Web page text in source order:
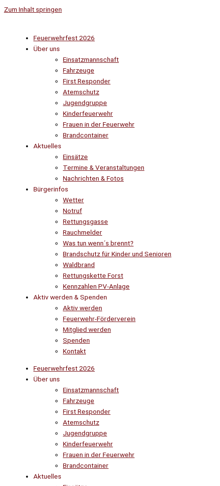
Zum Inhalt springen
Feuerwehrfest 2026
Über uns
Einsatzmannschaft
Fahrzeuge
First Responder
Atemschutz
Jugendgruppe
Kinderfeuerwehr
Frauen in der Feuerwehr
Brandcontainer
Aktuelles
Einsätze
Termine & Veranstaltungen
Nachrichten & Fotos
Bürgerinfos
Wetter
Notruf
Rettungsgasse
Rauchmelder
Was tun wenn´s brennt?
Brandschutz für Kinder und Senioren
Waldbrand
Rettungskette Forst
Kennzahlen PV-Anlage
Aktiv werden & Spenden
Aktiv werden
Feuerwehr-Förderverein
Mitglied werden
Spenden
Kontakt
Feuerwehrfest 2026
Über uns
Einsatzmannschaft
Fahrzeuge
First Responder
Atemschutz
Jugendgruppe
Kinderfeuerwehr
Frauen in der Feuerwehr
Brandcontainer
Aktuelles